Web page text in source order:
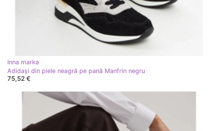
Inna marka
Adidași din piele neagră pe pană Manfrin negru
75,52 €